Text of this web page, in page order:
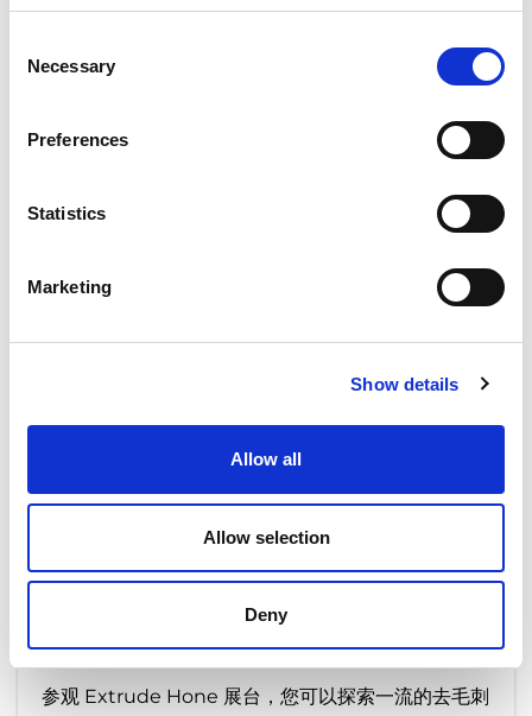
Selection
Necessary
Preferences
Statistics
Marketing
Show details
Allow all
Allow selection
Deny
展上展出的自动抛光解决方案
Extrude Hone 将再次参加MECSPE
制造业的自动化去毛刺解决方案。
参观 Extrude Hone 展台，您可以探索一流的去毛刺